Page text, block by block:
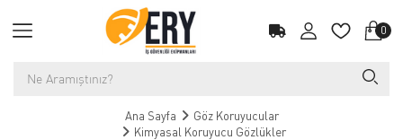
0
Ana Sayfa
Göz Koruyucular
Kimyasal Koruyucu Gözlükler